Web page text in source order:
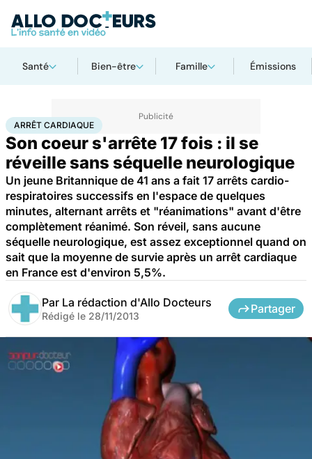
Santé Bien-être Famille Émissions
AccueilSantéArrêt cardiaque
ARRÊT CARDIAQUE
Son coeur s'arrête 17 fois : il se
réveille sans séquelle neurologique
Un jeune Britannique de 41 ans a fait 17 arrêts cardio-
respiratoires successifs en l'espace de quelques
minutes, alternant arrêts et "réanimations" avant d'être
complètement réanimé. Son réveil, sans aucune
séquelle neurologique, est assez exceptionnel quand on
sait que la moyenne de survie après un arrêt cardiaque
en France est d'environ 5,5%.
Par La rédaction d'Allo Docteurs
Rédigé le 28/11/2013
Partager